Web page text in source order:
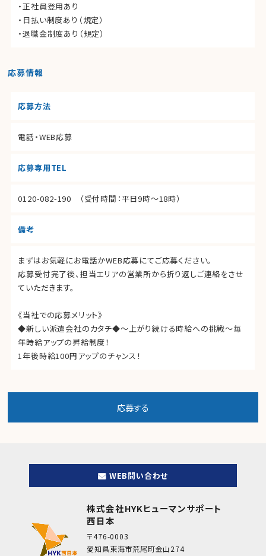
・正社員登用あり
・日払い制度あり（規定）
・退職金制度あり（規定）
応募情報
応募方法
電話・WEB応募
応募専用TEL
0120-082-190 （受付時間：平日9時～18時）
備考
まずはお気軽にお電話かWEB応募にてご応募ください。
応募受付完了後、担当エリアの営業所から折り返しご連絡をさせ
ていただきます。
《当社での応募メリット》
◆新しい派遣会社のカタチ◆～上がり続ける時給への挑戦～毎
年時給アップの昇給制度！
1年後時給100円アップのチャンス！
WEB問い合わせ
株式会社HYKヒューマンサポート
西日本
〒476-0003
愛知県東海市荒尾町金山274